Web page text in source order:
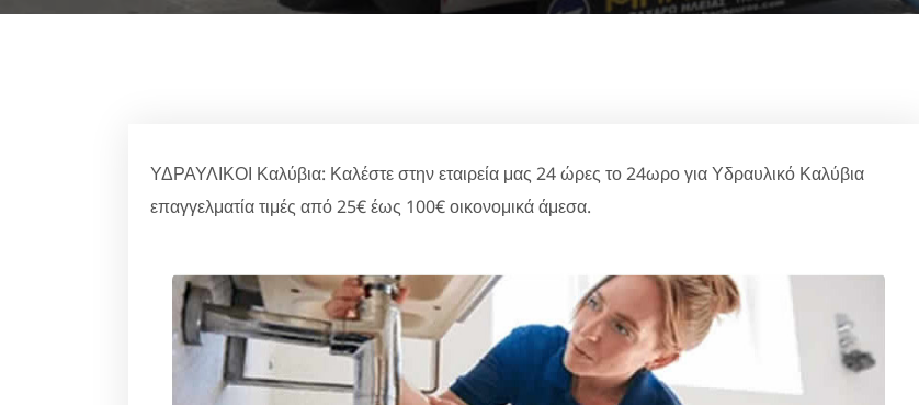
ΥΔΡΑΥΛΙΚΟΙ Καλύβια: Καλέστε στην εταιρεία μας 24 ώρες το 24ωρο για Υδραυλικό Καλύβια
επαγγελματία τιμές από 25€ έως 100€ οικονομικά άμεσα.